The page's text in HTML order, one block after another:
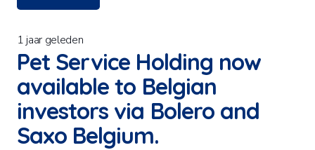
1 jaar geleden
Pet Service Holding now
available to Belgian
investors via Bolero and
Saxo Belgium.